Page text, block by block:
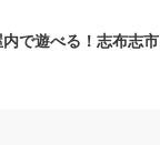
内で遊べる！志布志